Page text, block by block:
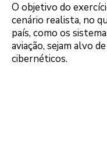
O objetivo do
cenário realista, no
país, como os
aviação, sejam alvo
cibernéticos.